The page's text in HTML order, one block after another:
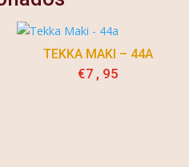
TEKKA MAKI – 44A
€7,95